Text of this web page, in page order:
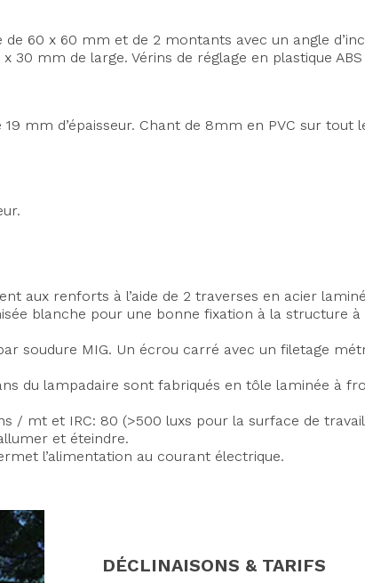
Axeptio consent
60 x 60 mm et de 2 montants avec un angle
mm de large. Vérins de réglage en plastique
mm d’épaisseur. Chant de 8mm en PVC sur tout
aux renforts à l’aide de 2 traverses en acier
blanche pour une bonne fixation à la structure à
soudure MIG. Un écrou carré avec un filetage
du lampadaire sont fabriqués en tôle laminée à
/ mt et IRC: 80 (>500 luxs pour la surface de
et éteindre.
l’alimentation au courant électrique.
DÉCLINAISONS & TARIFS